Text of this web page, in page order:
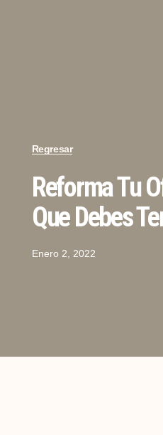
Regresar
Reforma Tu
Que Debes
Enero 2, 2022